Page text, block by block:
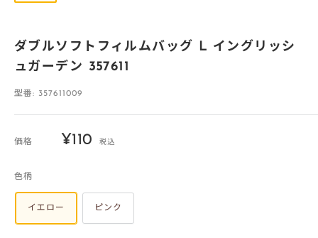
ダブルソフトフィルムバッグ L イングリッシ
ュガーデン 357611
型番: 357611009
価格
販
格
¥110 税込
色柄
イエロー ピンク